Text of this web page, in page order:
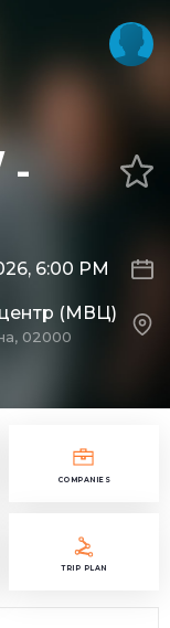
-
6:00 PM
(МВЦ)
02000
COMPANIES
TRIP PLAN